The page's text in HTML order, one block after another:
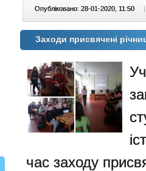
Опубліковано: 28-01-2020, 11:50 |
Заходи присвячені
час заходу